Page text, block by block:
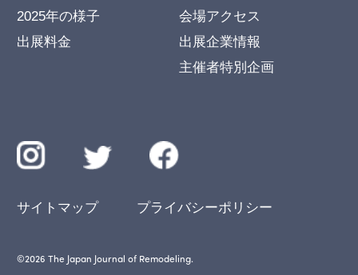
2025年の様子
出展料金
会場アクセス
出展企業情報
主催者特別企画
サイトマップ プライバシーポリシー
©︎2026 The Japan Journal of Remodeling.